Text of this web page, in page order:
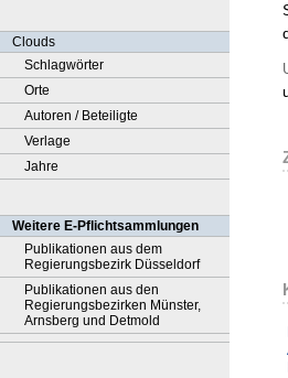
Clouds
Schlagwörter
Orte
Autoren / Beteiligte
Verlage
Jahre
Weitere E-Pflichtsammlungen
Publikationen aus dem
Regierungsbezirk Düsseldorf
Publikationen aus den
Regierungsbezirken Münster,
Arnsberg und Detmold